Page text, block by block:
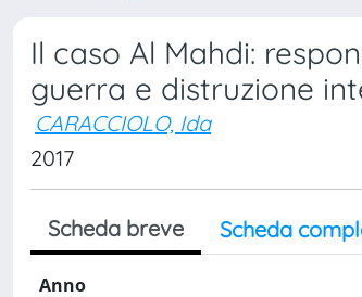
Il caso Al Mahdi:
guerra e distruzione
CARACCIOLO, Ida
2017
Scheda breve Scheda
Anno